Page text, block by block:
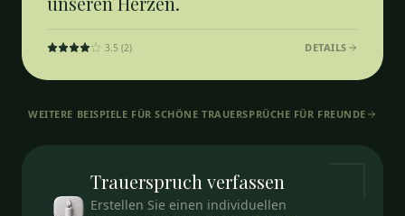
3.5 (2) DETAILS
WEITERE BEISPIELE FÜRSCHÖNE TRAUERSPRÜCHE FÜR FREUNDE
Trauerspruch verfassen
Erstellen Sie einen individuellen